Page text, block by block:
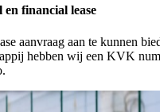
financial lease
aanvraag aan te kunnen
hebben wij een KVK